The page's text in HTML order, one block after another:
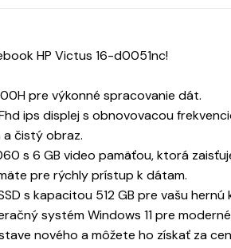
HP Victus 16-d0051nc!
pre výkonné spracovanie dát.
Fhd ips displej s obnovovacou
čistý obraz.
s 6 GB video pamäťou, ktorá
pre rýchly prístup k dátam.
s kapacitou 512 GB pre vašu
systém Windows 11 pre
nového a môžete ho získať za